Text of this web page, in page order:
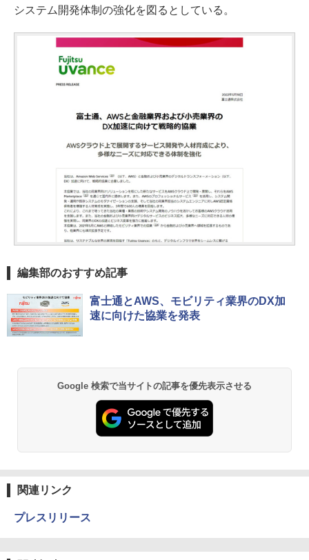
システム開発体制の強化を図るとしている。
編集部のおすすめ記事
富士通とAWS、モビリティ業界のDX加
速に向けた協業を発表
Google 検索で当サイトの記事を優先表示させる
関連リンク
プレスリリース